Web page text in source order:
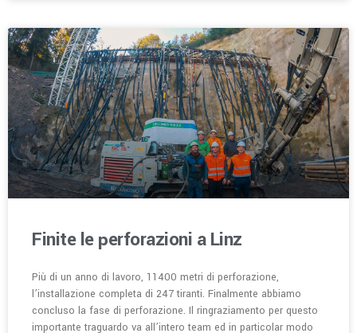
Finite le perforazioni a Linz
Più di un anno di lavoro, 11400 metri di perforazione,
l’installazione completa di 247 tiranti. Finalmente abbiamo
concluso la fase di perforazione. Il ringraziamento per questo
importante traguardo va all’intero team ed in particolar modo